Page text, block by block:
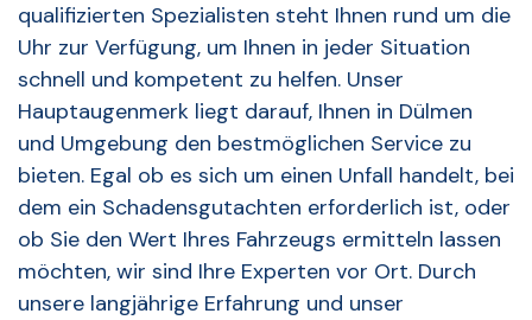
qualifizierten Spezialisten steht Ihnen rund um die
Uhr zur Verfügung, um Ihnen in jeder Situation
schnell und kompetent zu helfen. Unser
Hauptaugenmerk liegt darauf, Ihnen in Dülmen
und Umgebung den bestmöglichen Service zu
bieten. Egal ob es sich um einen Unfall handelt, bei
dem ein Schadensgutachten erforderlich ist, oder
ob Sie den Wert Ihres Fahrzeugs ermitteln lassen
möchten, wir sind Ihre Experten vor Ort. Durch
unsere langjährige Erfahrung und unser